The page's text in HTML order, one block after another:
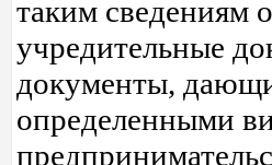
таким сведениям
учредительные
документы,
определенными